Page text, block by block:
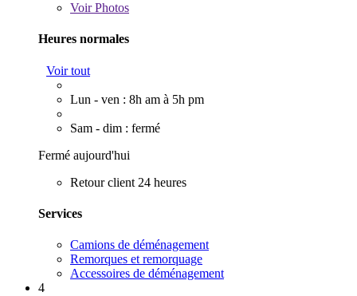
VoirPhotos
Heures normales
Voir tout
Lun - ven : 8h am à 5h pm
Sam - dim : fermé
Fermé aujourd'hui
Retour client 24 heures
Services
Camions de déménagement
Remorques et remorquage
Accessoires de déménagement
4